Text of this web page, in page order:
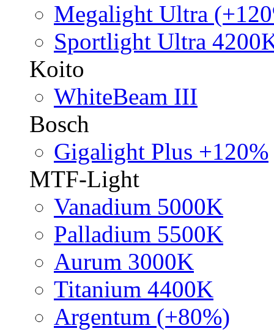
Megalight Ultra
Sportlight Ultra
Koito
WhiteBeam III
Bosch
Gigalight Plus +120%
MTF-Light
Vanadium 5000K
Palladium 5500K
Aurum 3000K
Titanium 4400K
Argentum (+80%)